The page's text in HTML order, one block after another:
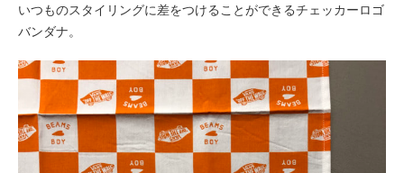
いつものスタイリングに差をつけることができるチェッカーロゴ
バンダナ。